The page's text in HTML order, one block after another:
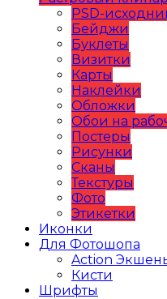
PSD-
Бейджи
Буклеты
Визитки
Карты
Наклейки
Обложки
Обои на
Постеры
Рисунки
Сканы
Текстуры
Фото
Этикетки
Иконки
Для Фотошопа
Action
Кисти
Шрифты